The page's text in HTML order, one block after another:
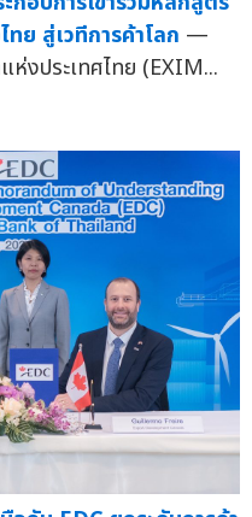
ย สู่เวทีการค้าโลก —
ห่งประเทศไทย (EXIM...